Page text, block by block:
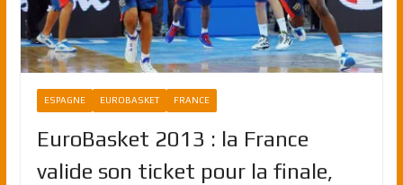
ESPAGNE EUROBASKET FRANCE
EuroBasket 2013 : la France
valide son ticket pour la finale,